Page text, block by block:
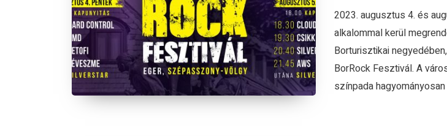
2023. augusztus 4. és
alkalommal kerül
Borturisztikai
BorRock Fesztivál. A
színpada